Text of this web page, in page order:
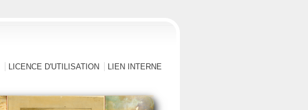
LICENCE D'UTILISATION LIEN INTERNE